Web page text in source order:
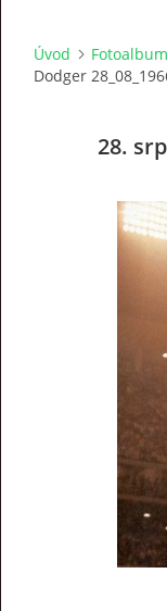
Úvod Fotoalbum
Dodger
28.